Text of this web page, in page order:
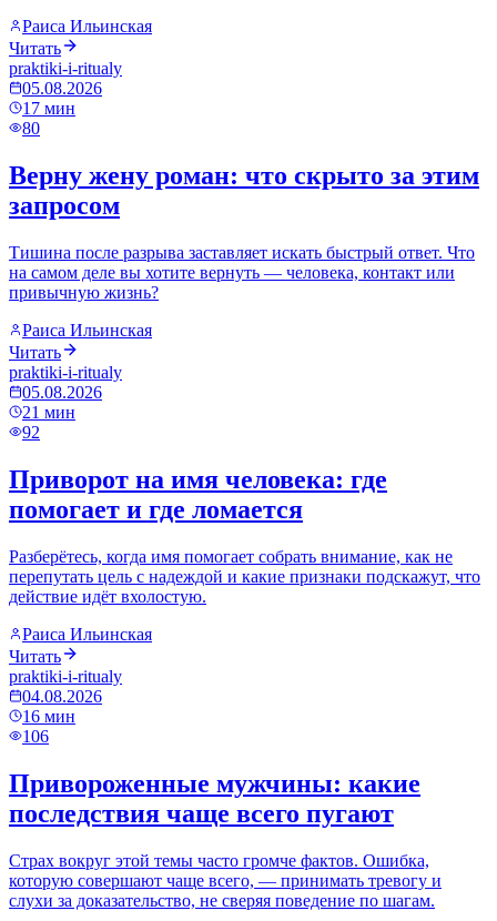
Раиса Ильинская
Читать
praktiki-i-ritualy
05.08.2026
17 мин
80
Верну жену роман: что скрыто за этим
запросом
Тишина после разрыва заставляет искать быстрый ответ. Что
на самом деле вы хотите вернуть — человека, контакт или
привычную жизнь?
Раиса Ильинская
Читать
praktiki-i-ritualy
05.08.2026
21 мин
92
Приворот на имя человека: где
помогает и где ломается
Разберётесь, когда имя помогает собрать внимание, как не
перепутать цель с надеждой и какие признаки подскажут, что
действие идёт вхолостую.
Раиса Ильинская
Читать
praktiki-i-ritualy
04.08.2026
16 мин
106
Привороженные мужчины: какие
последствия чаще всего пугают
Страх вокруг этой темы часто громче фактов. Ошибка,
которую совершают чаще всего, — принимать тревогу и
слухи за доказательство, не сверяя поведение по шагам.